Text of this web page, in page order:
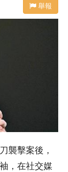
舉報
襲擊案後，
，在社交媒